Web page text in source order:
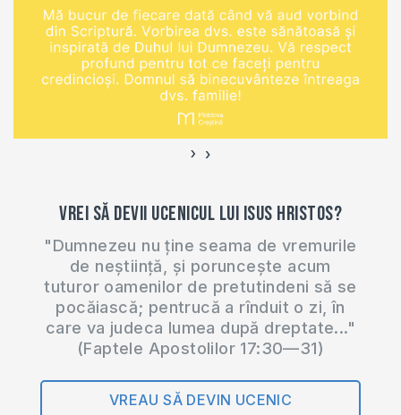
lăsată de creștinii
din Tesalonic după
ce au primit
Evanghelia. După
‹ ›
Vrei să devii ucenicul lui Isus Hristos?
"Dumnezeu nu ține seama de vremurile
de neștiință, și poruncește acum
tuturor oamenilor de pretutindeni să se
pocăiască; pentrucă a rînduit o zi, în
care va judeca lumea după dreptate..."
(Faptele Apostolilor 17:30—31)
VREAU SĂ DEVIN UCENIC